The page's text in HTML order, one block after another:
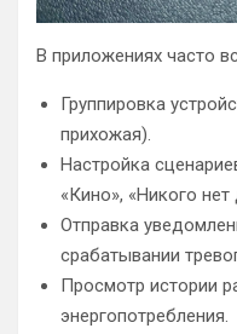
В приложениях часто
Группировка
прихожая).
Настройка
«Кино», «Никого нет
Отправка
срабатывании
Просмотр истории
энергопотребления.